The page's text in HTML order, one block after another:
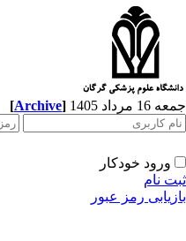
مرداد 1405 [Archive]
ورود خودکار
نام
رمز عبور